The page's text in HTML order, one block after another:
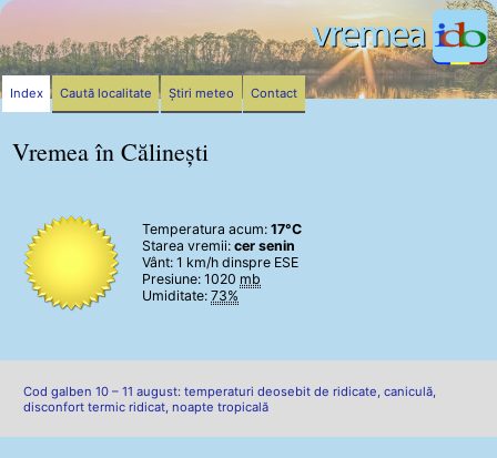
Vremea în Călinești
Temperatura acum: 17°C
Starea vremii: cer senin
Vânt: 1 km/h dinspre ESE
Presiune: 1020 mb
Umiditate: 73%
Cod galben 10 – 11 august: temperaturi deosebit de ridicate, caniculă,
disconfort termic ridicat, noapte tropicală
Index Caută localitate Știri meteo Contact